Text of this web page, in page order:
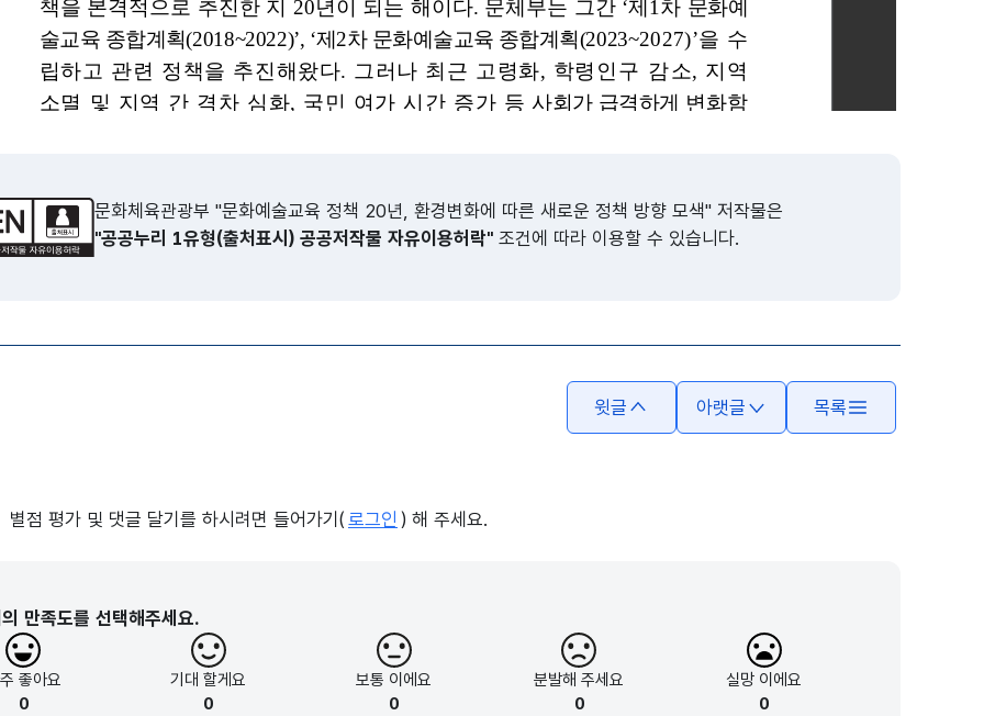
문화체육관광부 "문화예술교육 정책 20년, 환경변화에 따른 새로운 정책 방향 모색" 저작물은
"공공누리 1유형(출처표시) 공공저작물 자유이용허락" 조건에 따라 이용할 수 있습니다.
윗글 아랫글 목록
별점 평가 및 댓글 달기를 하시려면 들어가기( 로그인 ) 해 주세요.
만족도를 선택해주세요.
좋아요
0
기대할게요
0
보통 이에요
0
분발해주세요
0
실망 이에요
0